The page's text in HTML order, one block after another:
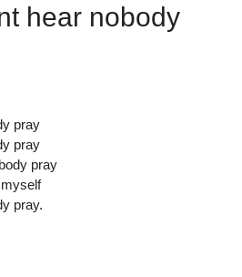
hear nobody
pray
pray
pray
pray.